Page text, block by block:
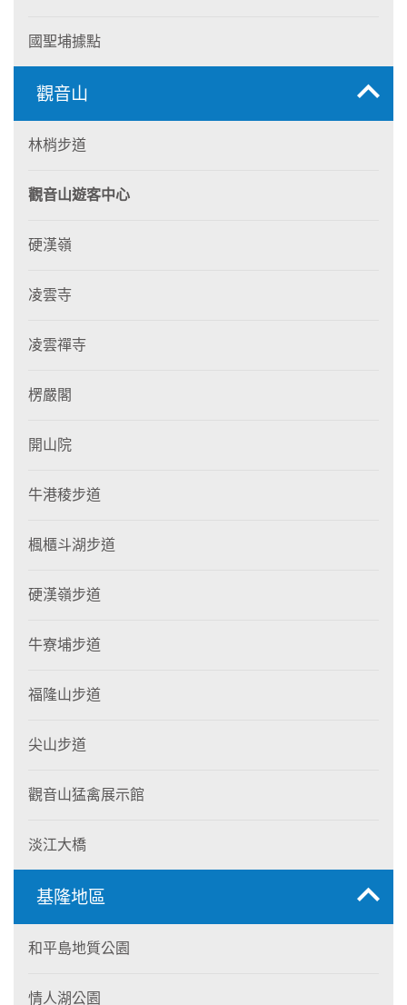
國聖埔據點
觀音山
林梢步道
觀音山遊客中心
硬漢嶺
凌雲寺
凌雲禪寺
楞嚴閣
開山院
牛港稜步道
楓櫃斗湖步道
硬漢嶺步道
牛寮埔步道
福隆山步道
尖山步道
觀音山猛禽展示館
淡江大橋
基隆地區
和平島地質公園
情人湖公園